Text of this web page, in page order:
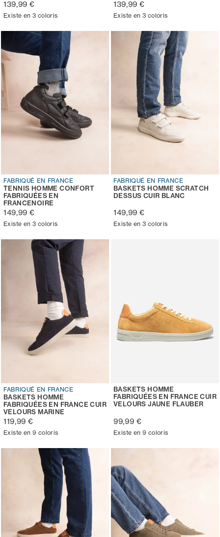
139,99 €
Existe en 3 coloris
139,99 €
Existe en 3 coloris
FABRIQUÉ EN FRANCE
TENNIS HOMME CONFORT
FABRIQUÉES EN
FRANCENOIRE
149,99 €
Existe en 3 coloris
FABRIQUÉ EN FRANCE
BASKETS HOMME SCRATCH
DESSUS CUIR BLANC
149,99 €
Existe en 3 coloris
FABRIQUÉ EN FRANCE
BASKETS HOMME
FABRIQUÉES EN FRANCE CUIR
VELOURS MARINE
119,99 €
Existe en 9 coloris
BASKETS HOMME
FABRIQUÉES EN FRANCE CUIR
VELOURS JAUNE FLAUBER
99,99 €
Existe en 9 coloris